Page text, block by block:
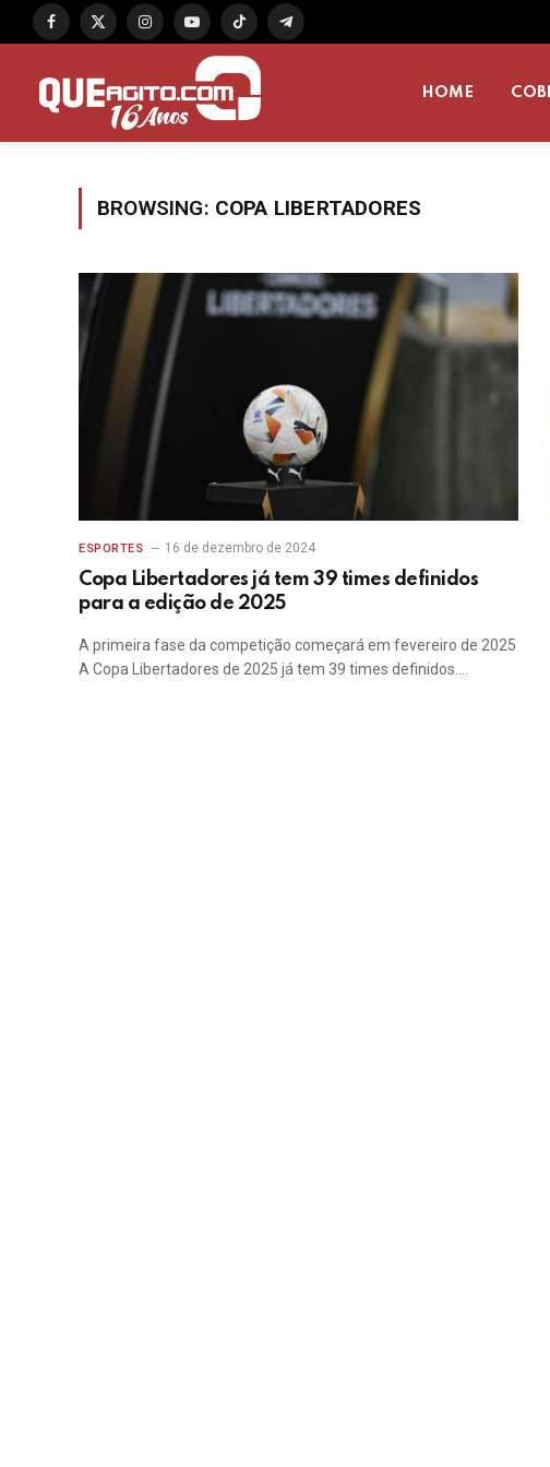
Facebook
X
InstagramYouTubeTikTok Telegram
HOME
BROWSING: COPA LIBERTADORES
ESPORTES 16 de dezembro de 2024
Copa Libertadores já tem 39 times definidos
para a edição de 2025
A primeira fase da competição começará em fevereiro de 2025
A Copa Libertadores de 2025 já tem 39 times definidos.…